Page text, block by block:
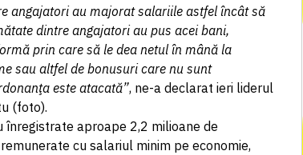
angajatori au majorat salariile astfel încât să
dintre angajatori au pus acei bani,
prin care să le dea netul în mână la
sau altfel de bonusuri care nu sunt
este atacată”, ne-a declarat ieri liderul
(foto).
înregistrate aproape 2,2 milioane de
cu salariul minim pe economie,